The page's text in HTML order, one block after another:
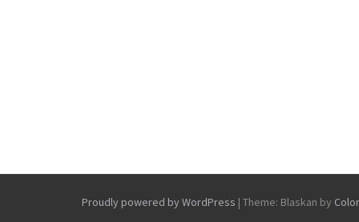
Proudly powered by WordPress | Theme: Blaskan by